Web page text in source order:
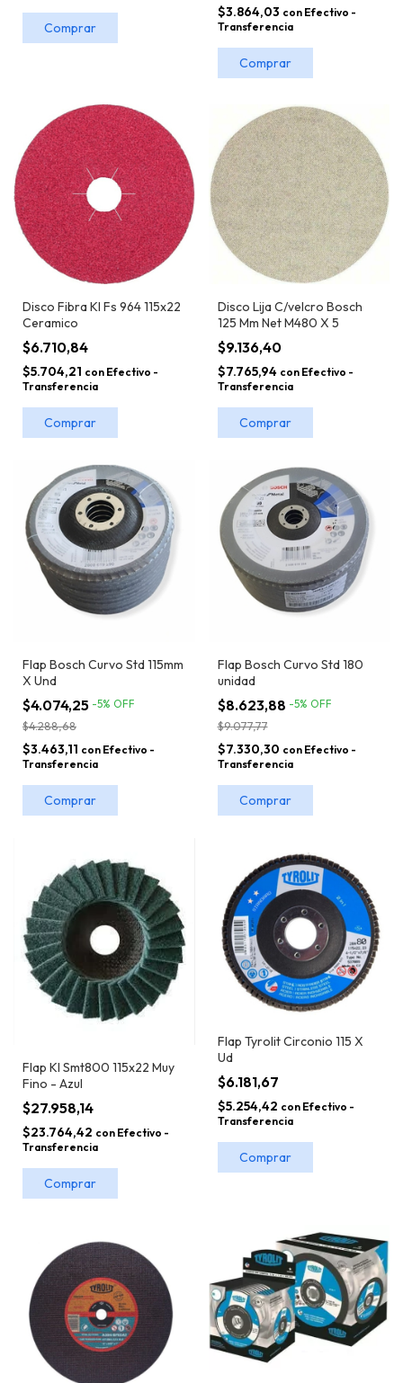
Comprar
$3.864,03 con Efectivo -
Transferencia
Disco Fibra Kl Fs 964 115x22
Ceramico
$6.710,84
$5.704,21 con Efectivo -
Transferencia
Comprar
Disco Lija C/velcro Bosch
125 Mm Net M480 X 5
$9.136,40
$7.765,94 con Efectivo -
Transferencia
Comprar
Flap Bosch Curvo Std 115mm
X Und
$4.074,25 -5% OFF
$4.288,68
$3.463,11 con Efectivo -
Transferencia
Comprar
Flap Bosch Curvo Std 180
unidad
$8.623,88 -5% OFF
$9.077,77
$7.330,30 con Efectivo -
Transferencia
Comprar
Flap Kl Smt800 115x22 Muy
Fino - Azul
$27.958,14
$23.764,42 con Efectivo -
Transferencia
Flap Tyrolit Circonio 115 X
Ud
$6.181,67
$5.254,42 con Efectivo -
Transferencia
Comprar